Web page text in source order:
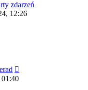
zdarzeń
12:26